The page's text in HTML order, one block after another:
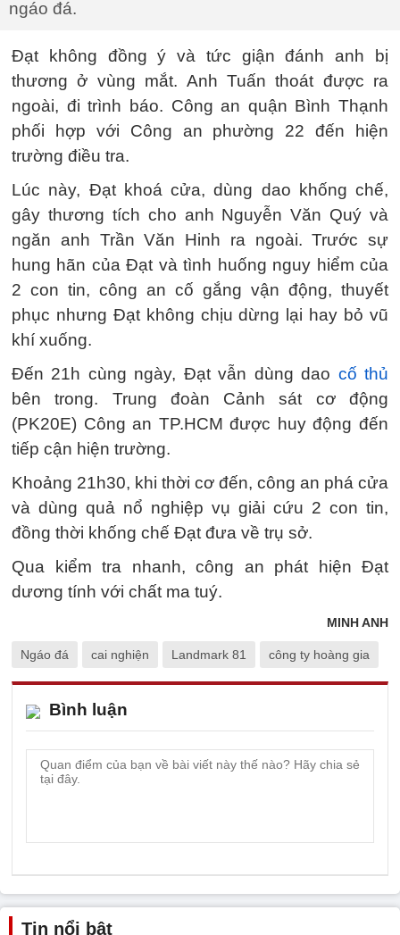
ngáo đá.
Đạt không đồng ý và tức giận đánh anh bị
thương ở vùng mắt. Anh Tuấn thoát được ra
ngoài, đi trình báo. Công an quận Bình Thạnh
phối hợp với Công an phường 22 đến hiện
trường điều tra.
Lúc này, Đạt khoá cửa, dùng dao khống chế,
gây thương tích cho anh Nguyễn Văn Quý và
ngăn anh Trần Văn Hinh ra ngoài. Trước sự
hung hãn của Đạt và tình huống nguy hiểm của
2 con tin, công an cố gắng vận động, thuyết
phục nhưng Đạt không chịu dừng lại hay bỏ vũ
khí xuống.
Đến 21h cùng ngày, Đạt vẫn dùng dao cố thủ
bên trong. Trung đoàn Cảnh sát cơ động
(PK20E) Công an TP.HCM được huy động đến
tiếp cận hiện trường.
Khoảng 21h30, khi thời cơ đến, công an phá cửa
và dùng quả nổ nghiệp vụ giải cứu 2 con tin,
đồng thời khống chế Đạt đưa về trụ sở.
Qua kiểm tra nhanh, công an phát hiện Đạt
dương tính với chất ma tuý.
MINH ANH
Ngáo đá cai nghiện Landmark 81 công ty hoàng gia
Bình luận
Tin nổi bật